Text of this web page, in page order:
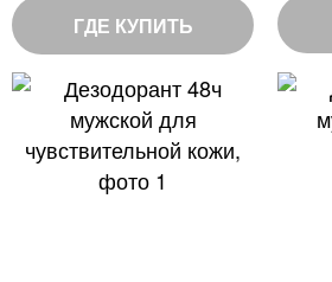
of
100
ГДЕ КУПИТЬ
of
100